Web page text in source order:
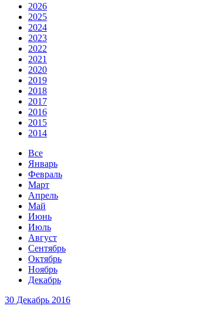
2026
2025
2024
2023
2022
2021
2020
2019
2018
2017
2016
2015
2014
Все
Январь
Февраль
Март
Апрель
Май
Июнь
Июль
Август
Сентябрь
Октябрь
Ноябрь
Декабрь
30 Декабрь 2016